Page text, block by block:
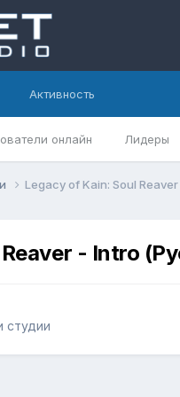
онлайн Лидеры
Активность
Legacy of Kain: Soul
- Intro
студии